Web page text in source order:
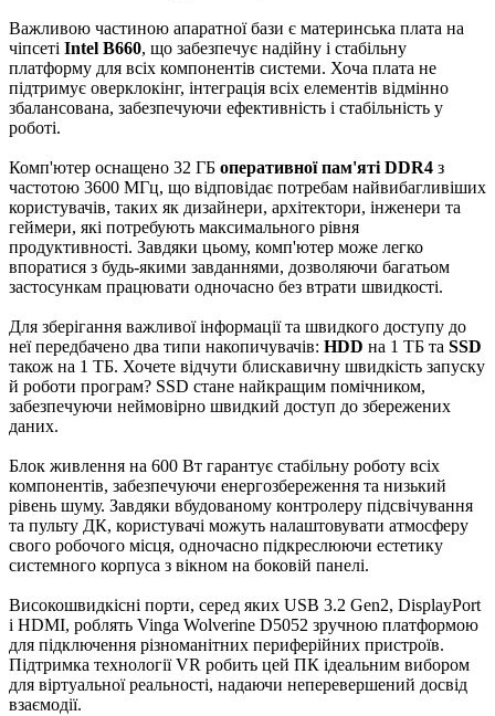
Важливою частиною апаратної бази є материнська плата на
чіпсеті Intel B660, що забезпечує надійну і стабільну
платформу для всіх компонентів системи. Хоча плата не
підтримує оверклокінг, інтеграція всіх елементів відмінно
збалансована, забезпечуючи ефективність і стабільність у
роботі.
Комп'ютер оснащено 32 ГБ оперативної пам'яті DDR4 з
частотою 3600 МГц, що відповідає потребам найвибагливіших
користувачів, таких як дизайнери, архітектори, інженери та
геймери, які потребують максимального рівня
продуктивності. Завдяки цьому, комп'ютер може легко
впоратися з будь-якими завданнями, дозволяючи багатьом
застосункам працювати одночасно без втрати швидкості.
Для зберігання важливої інформації та швидкого доступу до
неї передбачено два типи накопичувачів: HDD на 1 ТБ та SSD
також на 1 ТБ. Хочете відчути блискавичну швидкість запуску
й роботи програм? SSD стане найкращим помічником,
забезпечуючи неймовірно швидкий доступ до збережених
даних.
Блок живлення на 600 Вт гарантує стабільну роботу всіх
компонентів, забезпечуючи енергозбереження та низький
рівень шуму. Завдяки вбудованому контролеру підсвічування
та пульту ДК, користувачі можуть налаштовувати атмосферу
свого робочого місця, одночасно підкреслюючи естетику
системного корпуса з вікном на боковій панелі.
Високошвидкісні порти, серед яких USB 3.2 Gen2, DisplayPort
і HDMI, роблять Vinga Wolverine D5052 зручною платформою
для підключення різноманітних периферійних пристроїв.
Підтримка технології VR робить цей ПК ідеальним вибором
для віртуальної реальності, надаючи неперевершений досвід
взаємодії.